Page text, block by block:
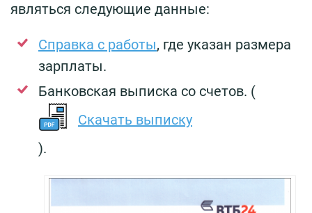
являться следующие данные:
Справка с работы, где указан размера
зарплаты.
Банковская выписка со счетов. (
Скачать выписку
).